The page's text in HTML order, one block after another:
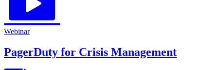
Webinar
PagerDuty for Crisis Management